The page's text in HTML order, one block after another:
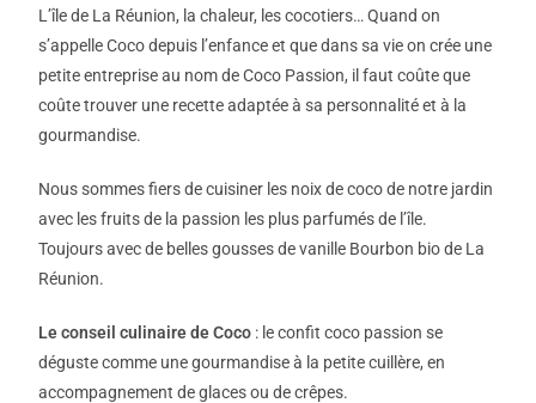
L’île de La Réunion, la chaleur, les cocotiers… Quand on
s’appelle Coco depuis l’enfance et que dans sa vie on crée une
petite entreprise au nom de Coco Passion, il faut coûte que
coûte trouver une recette adaptée à sa personnalité et à la
gourmandise.
Nous sommes fiers de cuisiner les noix de coco de notre jardin
avec les fruits de la passion les plus parfumés de l’île.
Toujours avec de belles gousses de vanille Bourbon bio de La
Réunion.
Le conseil culinaire de Coco : le confit coco passion se
déguste comme une gourmandise à la petite cuillère, en
accompagnement de glaces ou de crêpes.